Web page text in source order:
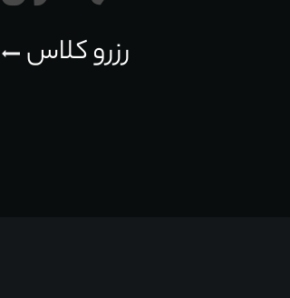
رزرو کلاس